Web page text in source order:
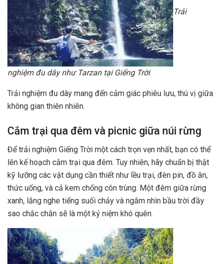
Trải
nghiệm đu dây như Tarzan tại Giếng Trời
Trải nghiệm đu dây mang đến cảm giác phiêu lưu, thú vị giữa
không gian thiên nhiên.
Cắm trại qua đêm và picnic giữa núi rừng
Để trải nghiệm Giếng Trời một cách trọn vẹn nhất, bạn có thể
lên kế hoạch cắm trại qua đêm. Tuy nhiên, hãy chuẩn bị thật
kỹ lưỡng các vật dụng cần thiết như lều trại, đèn pin, đồ ăn,
thức uống, và cả kem chống côn trùng. Một đêm giữa rừng
xanh, lắng nghe tiếng suối chảy và ngắm nhìn bầu trời đầy
sao chắc chắn sẽ là một kỷ niệm khó quên.